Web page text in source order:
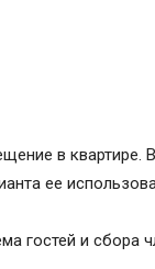
в квартире.
ее
гостей и сбора